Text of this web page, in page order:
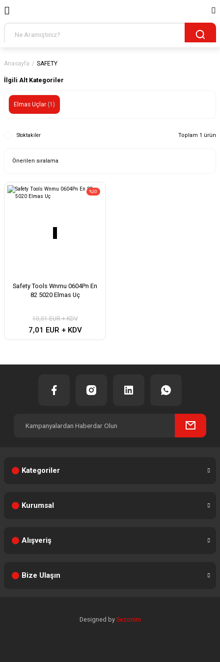
Anasayfa SAFETY
İlgili Alt Kategoriler
Elmas Uçlar (1)
Stoktakiler Toplam 1 ürün
Safety Tools Wnmu 0604Pn En
82 5020 Elmas Uç
10,01 EUR + KDV
7,01 EUR + KDV
%30
Kategoriler
Kurumsal
Alışveriş
Bize Ulaşın
Designed by Sezonim